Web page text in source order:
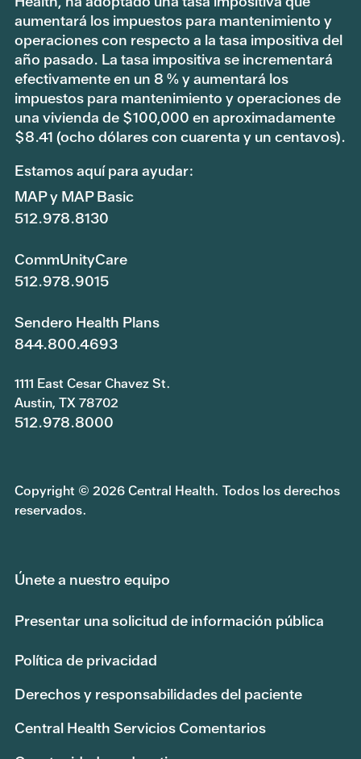
aumentará los impuestos para mantenimiento y
operaciones con respecto a la tasa impositiva del
año pasado. La tasa impositiva se incrementará
efectivamente en un 8 % y aumentará los
impuestos para mantenimiento y operaciones de
una vivienda de $100,000 en aproximadamente
$8.41 (ocho dólares con cuarenta y un centavos).
Estamos aquí para ayudar:
MAP y MAP Basic
512.978.8130
CommUnityCare
512.978.9015
Sendero Health Plans
844.800.4693
1111 East Cesar Chavez St.
Austin, TX 78702
512.978.8000
Copyright © 2026 Central Health. Todos los derechos
reservados.
Únete a nuestro equipo
Presentar una solicitud de información pública
Política de privacidad
Derechos y responsabilidades del paciente
Central Health Servicios Comentarios